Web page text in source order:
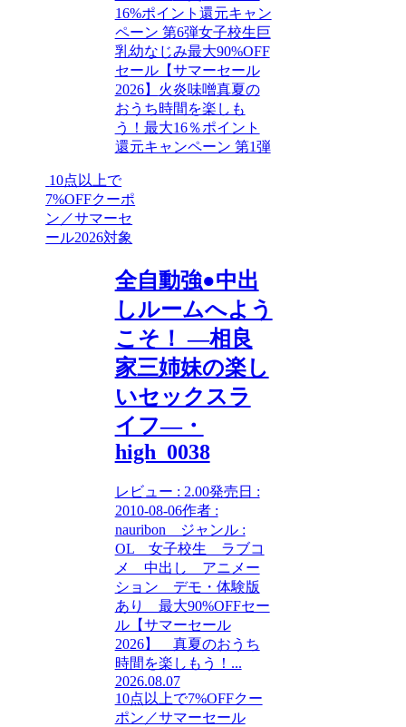
16%ポイント還元キャン
ペーン 第6弾女子校生巨
乳幼なじみ最大90%OFF
セール【サマーセール
2026】 火炎味噌真夏の
おうち時間を楽しも
う！最大16％ポイント
還元キャンペーン 第1弾
10点以上で
7%OFFクーポ
ン／サマーセ
ール2026対象
全自動強●中出
しルームへよう
こそ！ ―相良
家三姉妹の楽し
いセックスラ
イフ―・
high_0038
レビュー : 2.00発売日 :
2010-08-06作者 :
nauribon ジャンル :
OL 女子校生 ラブコ
メ 中出し アニメー
ション デモ・体験版
あり 最大90%OFFセー
ル【サマーセール
2026】 真夏のおうち
時間を楽しもう！...
2026.08.07
10点以上で7%OFFクー
ポン／サマーセール